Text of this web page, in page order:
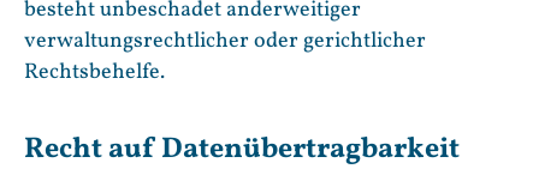
besteht unbeschadet anderweitiger
verwaltungsrechtlicher oder gerichtlicher
Rechtsbehelfe.
Recht auf Daten­übertrag­barkeit